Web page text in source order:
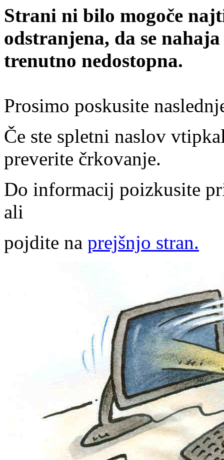
Strani ni bilo mogoče
odstranjena, da se
trenutno nedostopna.
Prosimo poskusite
Če ste spletni naslov
preverite črkovanje.
Do informacij poizkusite
ali
pojdite na prejšnjo stran.